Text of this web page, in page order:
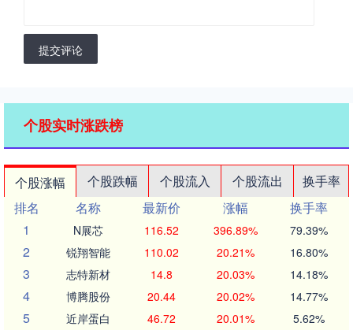
提交评论
个股实时涨跌榜
个股涨幅 个股跌幅 个股流入 个股流出
换手率
排名
名称 最新价 涨幅
换手率
1
N展芯 116.52 396.89% 79.39%
2 锐翔智能 110.02 20.21% 16.80%
3 志特新材 14.8 20.03% 14.18%
4 博腾股份 20.44 20.02% 14.77%
5 近岸蛋白 46.72 20.01% 5.62%